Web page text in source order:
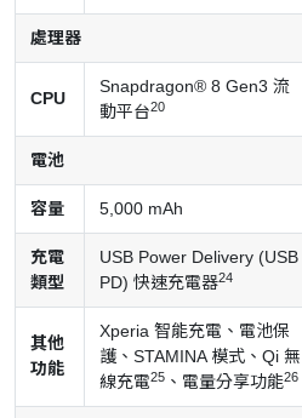
處理器
CPU
Snapdragon® 8 Gen3 流
動平台20
電池
容量 5,000 mAh
充電
類型
USB Power Delivery (USB
PD) 快速充電器24
其他
功能
Xperia 智能充電、電池保
護、STAMINA 模式、Qi 無
線充電25 、電量分享功能26